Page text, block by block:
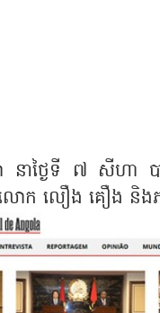
នាថ្ងៃទី ៧ សីហា
ឋ លោក លឿង គឿង និ